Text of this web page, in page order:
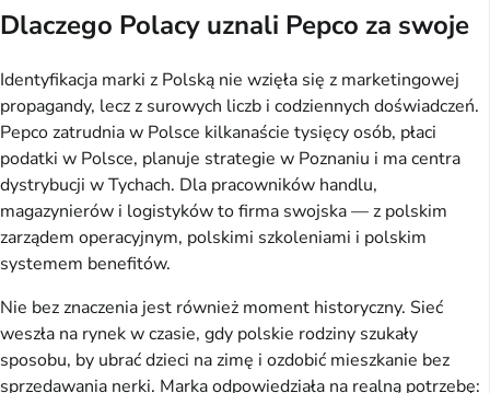
Dlaczego Polacy uznali Pepco za swoje
Identyfikacja marki z Polską nie wzięła się z marketingowej
propagandy, lecz z surowych liczb i codziennych doświadczeń.
Pepco zatrudnia w Polsce kilkanaście tysięcy osób, płaci
podatki w Polsce, planuje strategie w Poznaniu i ma centra
dystrybucji w Tychach. Dla pracowników handlu,
magazynierów i logistyków to firma swojska — z polskim
zarządem operacyjnym, polskimi szkoleniami i polskim
systemem benefitów.
Nie bez znaczenia jest również moment historyczny. Sieć
weszła na rynek w czasie, gdy polskie rodziny szukały
sposobu, by ubrać dzieci na zimę i ozdobić mieszkanie bez
sprzedawania nerki. Marka odpowiedziała na realną potrzebę: